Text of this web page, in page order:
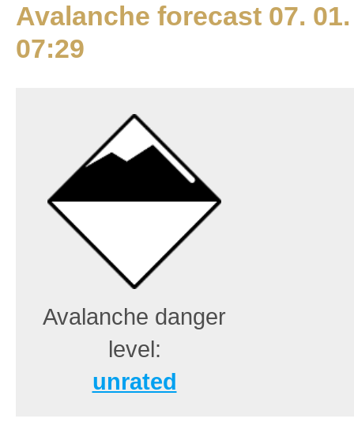
Avalanche forecast 07. 01.
07:29
Avalanche danger
level:
unrated